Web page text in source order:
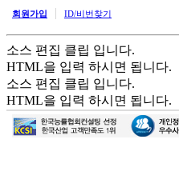
회원가입 | ID/비번찾기
소스 편집 클립 입니다.
HTML을 입력 하시면 됩니다.
소스 편집 클립 입니다.
HTML을 입력 하시면 됩니다.